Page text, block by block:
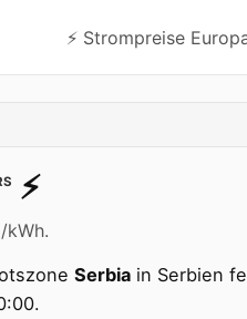
⚡️ Strompreise
⚡️
Serbia in Serbien